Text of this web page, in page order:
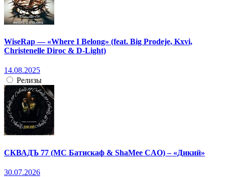
WiseRap — «Where I Belong» (feat. Big Prodeje, Kxvi,
Christenelle Diroc & D-Light)
14.08.2025
Релизы
СКВАДЪ 77 (МС Батискаф & ShaMee CAO) – «Дикий»
30.07.2026